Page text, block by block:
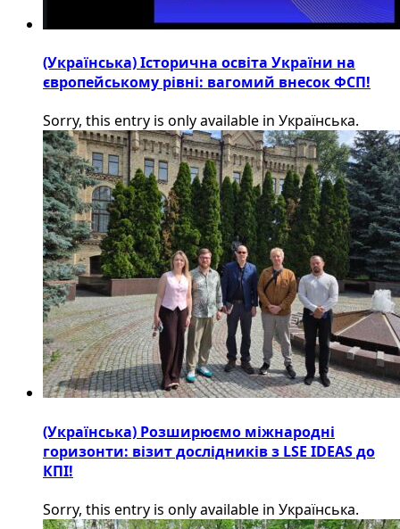
(Українська) Історична освіта України на
європейському рівні: вагомий внесок ФСП!
Sorry, this entry is only available in Українська.
(Українська) Розширюємо міжнародні
горизонти: візит дослідників з LSE IDEAS до
КПІ!
Sorry, this entry is only available in Українська.